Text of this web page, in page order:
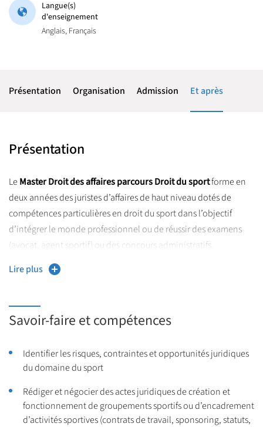
Langue(s)
d'enseignement
Anglais, Français
Présentation Organisation Admission Et après
Présentation
LeMaster Droit des affaires parcours Droit du sportforme en
deux années des juristes d’affaires de haut niveau dotés de
compétences particulières en droit du sport dans l’objectif
d’intégrer le monde professionnel ou de réussir des examens
(avocat, agent sportif) ou des concours administratifs.
Professionnalisante, la formation est organisée en alternance
sur deux années pour permettre un apprentissage ou des stages
professionnels y interviennent et proposent des exercices
pratiques en plus des apports théoriques.
enseignements d’anglais et en anglais ainsi qu’une mobilité.
Lire plus
Savoir-faire et compétences
Identifier les risques, contraintes et opportunités juridiques
du domaine du sport
Rédiger et négocier des actes juridiques de création et
fonctionnement de groupements sportifs ou d’encadrement
d’activités sportives (contrats de travail, sponsoring, statuts,